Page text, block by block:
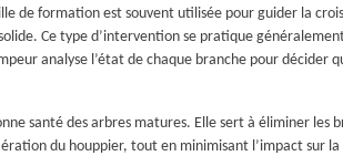
de formation est souvent utilisée pour guider la
Ce type d’intervention se pratique
analyse l’état de chaque branche pour décider
santé des arbres matures. Elle sert à éliminer les
du houppier, tout en minimisant l’impact sur